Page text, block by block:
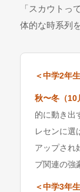
「スカウトっ
体的な時系列
＜中学2年
秋〜冬（10
的に動き出
レセンに選
アップされ
ブ関連の強
＜中学3年